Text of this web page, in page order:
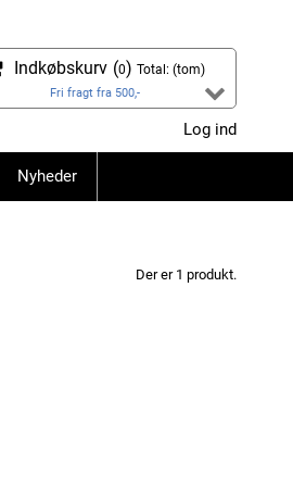
Indkøbskurv (0) Total: (tom)
Fri fragt fra 500,-
Log ind
Nyheder
Der er 1 produkt.